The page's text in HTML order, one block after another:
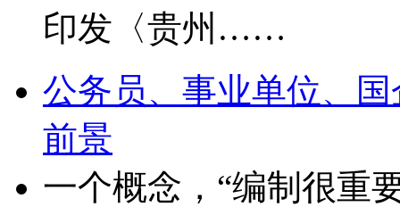
印发〈贵州……
公务员、事业单位、
前景
一个概念，“编制很重